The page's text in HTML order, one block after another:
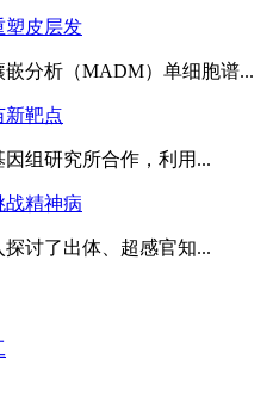
塑皮层发
分析（MADM）单细胞谱...
新靶点
组研究所合作，利用...
战精神病
讨了出体、超感官知...